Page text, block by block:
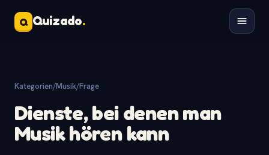
Q Quizado.
Kategorien/Musik/Frage
Dienste, bei denen man
Musik hören kann